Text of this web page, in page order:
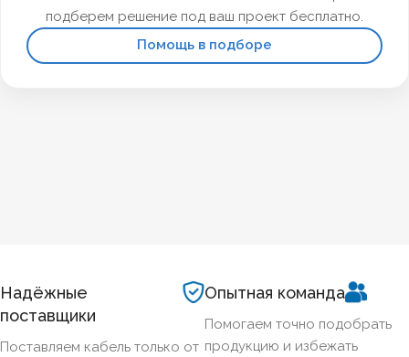
подберем решение под ваш проект бесплатно.
Помощь в подборе
Надёжные
поставщики
Поставляем кабель только от
Опытная команда
Помогаем точно подобрать
продукцию и избежать